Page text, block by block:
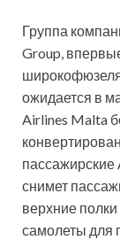
Группа
Group,
ожидается в
Airlines Malta
пассажирские
снимет
верхние
самолеты для